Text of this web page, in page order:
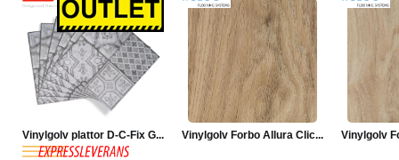
Vinylgolv plattor D-C-Fix G... Vinylgolv Forbo Allura Clic... Vinylgolv